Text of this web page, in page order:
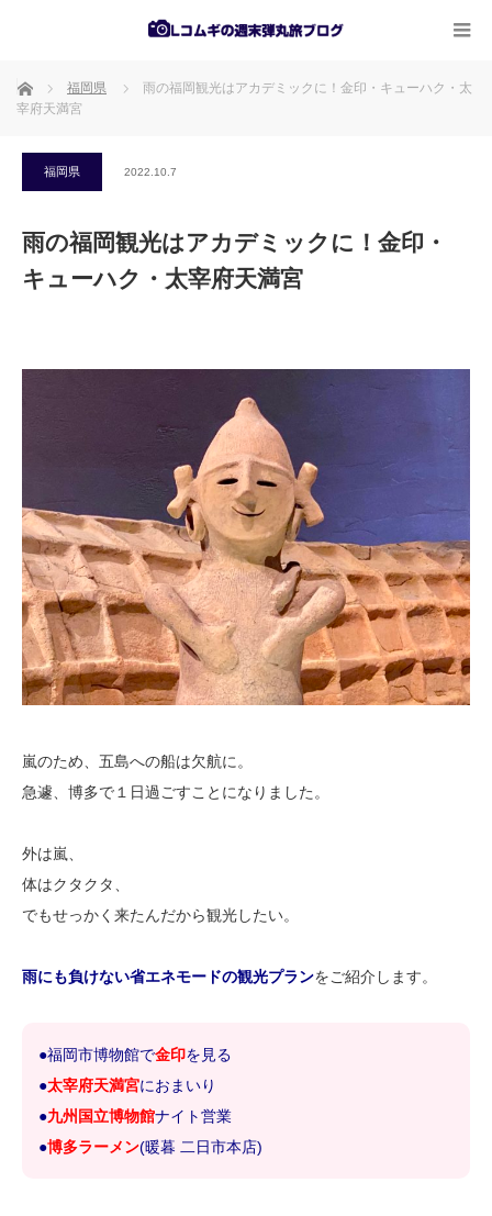
ホーム 福岡県
雨の福岡観光はアカデミックに！金印・キューハク・太
宰府天満宮
福岡県 2022.10.7
雨の福岡観光はアカデミックに！金印・
キューハク・太宰府天満宮
嵐のため、五島への船は欠航に。
急遽、博多で１日過ごすことになりました。
外は嵐、
体はクタクタ、
でもせっかく来たんだから観光したい。
雨にも負けない省エネモードの観光プランをご紹介します。
●福岡市博物館で金印を見る
●太宰府天満宮におまいり
●九州国立博物館ナイト営業
●博多ラーメン(暖暮 二日市本店)